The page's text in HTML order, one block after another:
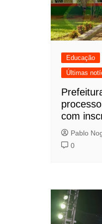
Educação
Últimas
com
Pablo
0